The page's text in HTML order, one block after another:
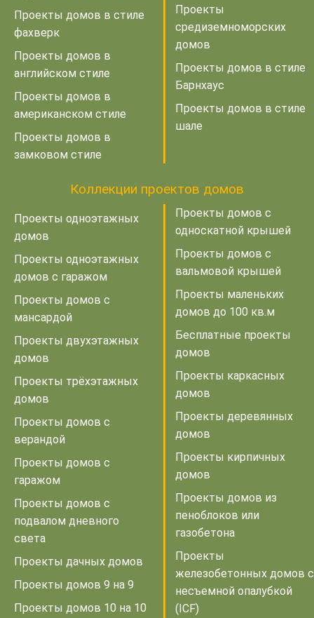
Проекты домов в стиле
фахверк
Проекты домов в
английском стиле
Проекты домов в
американском стиле
Проекты домов в
замковом стиле
Проекты
средиземноморских
домов
Проекты домов в стиле
Барнхаус
Проекты домов в стиле
шале
Коллекции проектов домов
Проекты одноэтажных
домов
Проекты одноэтажных
домов с гаражом
Проекты домов с
мансардой
Проекты двухэтажных
домов
Проекты трёхэтажных
домов
Проекты домов с
верандой
Проекты домов с
гаражом
Проекты домов с
подвалом дневного
света
Проекты дачных домов
Проекты домов 9 на 9
Проекты домов 10 на 10
Проекты домов с
односкатной крышей
Проекты домов с
вальмовой крышей
Проекты маленьких
домов до 100 кв.м
Бесплатные проекты
домов
Проекты каркасных
домов
Проекты деревянных
домов
Проекты кирпичных
домов
Проекты домов из
пеноблоков или
газобетона
Проекты
железобетонных домов с
несъемной опалубкой
(ICF)